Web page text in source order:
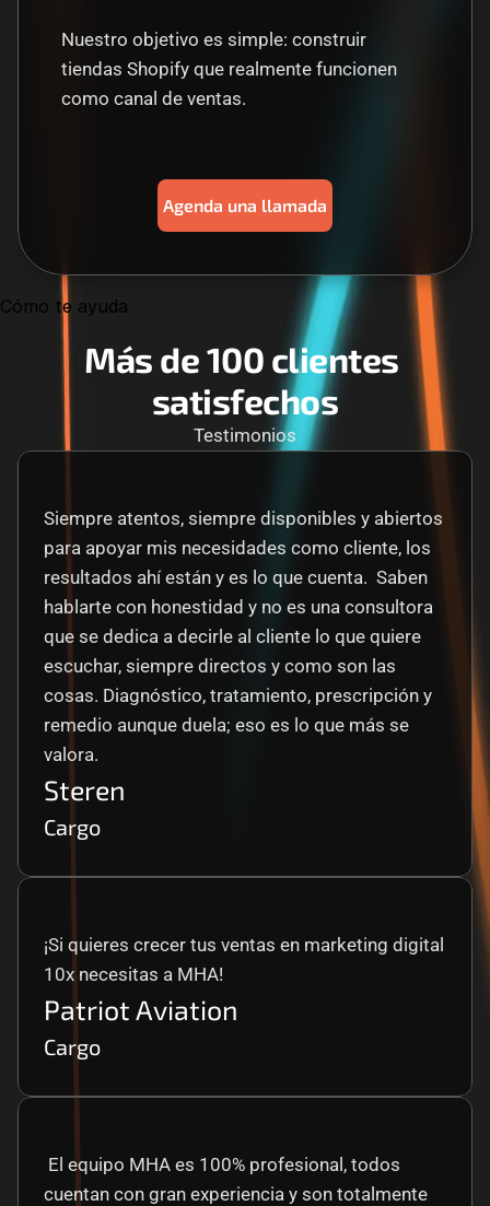
Nuestro objetivo es simple: construir
tiendas Shopify que realmente funcionen
como canal de ventas.
Agenda una llamada
Más de 100 clientes
satisfechos
Testimonios
Siempre atentos, siempre disponibles y abiertos
para apoyar mis necesidades como cliente, los
resultados ahí están y es lo que cuenta.  Saben
hablarte con honestidad y no es una consultora
que se dedica a decirle al cliente lo que quiere
escuchar, siempre directos y como son las
cosas. Diagnóstico, tratamiento, prescripción y
remedio aunque duela; eso es lo que más se
valora.
Steren
Cargo
¡Si quieres crecer tus ventas en marketing digital
10x necesitas a MHA!
Patriot Aviation
Cargo
cuentan con gran experiencia y son totalmente
Cómo te ayuda